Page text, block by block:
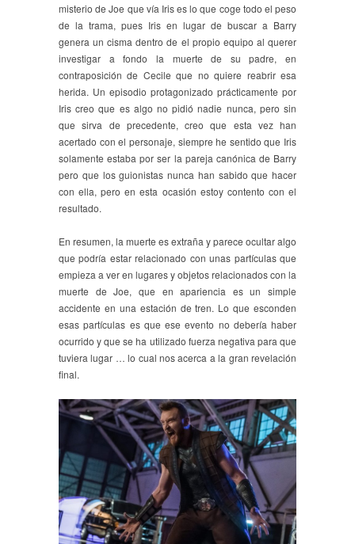
misterio de Joe que vía Iris es lo que coge todo el peso
de la trama, pues Iris en lugar de buscar a Barry
genera un cisma dentro de el propio equipo al querer
investigar a fondo la muerte de su padre, en
contraposición de Cecile que no quiere reabrir esa
herida. Un episodio protagonizado prácticamente por
Iris creo que es algo no pidió nadie nunca, pero sin
que sirva de precedente, creo que esta vez han
acertado con el personaje, siempre he sentido que Iris
solamente estaba por ser la pareja canónica de Barry
pero que los guionistas nunca han sabido que hacer
con ella, pero en esta ocasión estoy contento con el
resultado.
En resumen, la muerte es extraña y parece ocultar algo
que podría estar relacionado con unas partículas que
empieza a ver en lugares y objetos relacionados con la
muerte de Joe, que en apariencia es un simple
accidente en una estación de tren. Lo que esconden
esas partículas es que ese evento no debería haber
ocurrido y que se ha utilizado fuerza negativa para que
tuviera lugar … lo cual nos acerca a la gran revelación
final.